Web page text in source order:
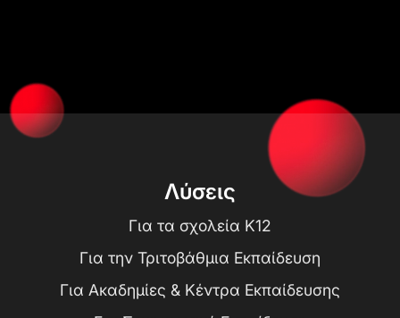
Λύσεις
Για τα σχολεία K12
Για την Τριτοβάθμια Εκπαίδευση
Για Ακαδημίες & Κέντρα Εκπαίδευσης